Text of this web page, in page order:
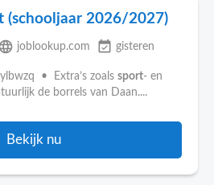
(schooljaar 2026/2027)
joblookup.com event_available gisteren
• Extra’s zoals sport- en
de borrels van Daan....
Bekijk nu